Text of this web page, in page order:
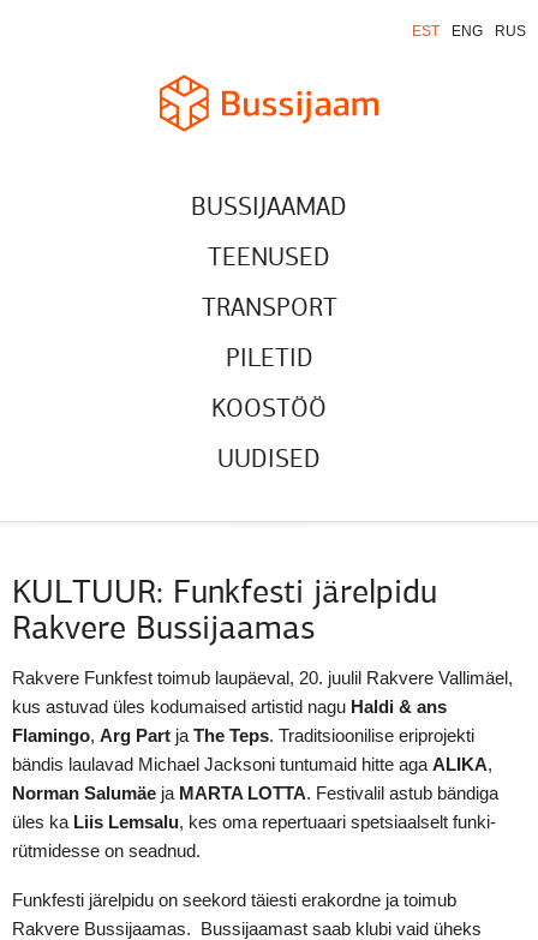
EST ENG RUS
BUSSIJAAMAD
TEENUSED
TRANSPORT
PILETID
KOOSTÖÖ
UUDISED
KULTUUR: Funkfesti järelpidu
Rakvere Bussijaamas
Rakvere Funkfest toimub laupäeval, 20. juulil Rakvere Vallimäel,
kus astuvad üles kodumaised artistid nagu Haldi & ans
Flamingo, Arg Part ja The Teps. Traditsioonilise eriprojekti
bändis laulavad Michael Jacksoni tuntumaid hitte aga ALIKA,
Norman Salumäe ja MARTA LOTTA. Festivalil astub bändiga
üles ka Liis Lemsalu, kes oma repertuaari spetsiaalselt funki-
rütmidesse on seadnud.
Funkfesti järelpidu on seekord täiesti erakordne ja toimub
Rakvere Bussijaamas. Bussijaamast saab klubi vaid üheks